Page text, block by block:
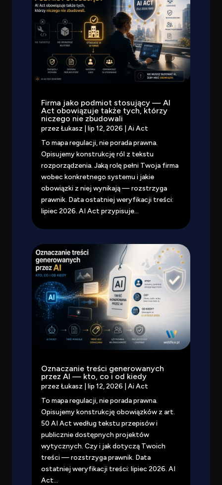
Firma jako podmiot stosujący — AI
Act obowiązuje także tych, którzy
niczego nie zbudowali
przez Łukasz lip 12, 2026
Ai Act
To mapa regulacji, nie porada prawna.
Opisujemy konstrukcję ról z tekstu
rozporządzenia. Jaką rolę pełni Twoja firma
wobec konkretnego systemu i jakie
obowiązki z niej wynikają — rozstrzyga
prawnik. Data ostatniej weryfikacji treści:
lipiec 2026. AI Act przypisuje...
Oznaczanie treści generowanych
przez AI — kto, co i od kiedy
przez Łukasz lip 12, 2026
Ai Act
To mapa regulacji, nie porada prawna.
Opisujemy konstrukcję obowiązków z art.
50 AI Act według tekstu przepisów i
publicznie dostępnych projektów
wytycznych. Czy i jak dotyczą Twoich
treści — rozstrzyga prawnik. Data
ostatniej weryfikacji treści: lipiec 2026. AI
Act...